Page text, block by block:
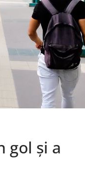
gol și a